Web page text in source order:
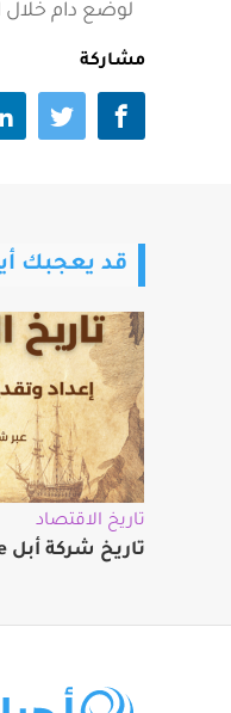
لوضع دام خلال
مشاركة
قد يعجبك
تاريخ الاقتصاد
تاريخ شركة أبل Apple